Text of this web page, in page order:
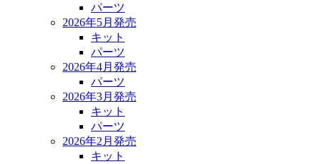
パーツ
2026年5月発売
キット
パーツ
2026年4月発売
パーツ
2026年3月発売
キット
パーツ
2026年2月発売
キット